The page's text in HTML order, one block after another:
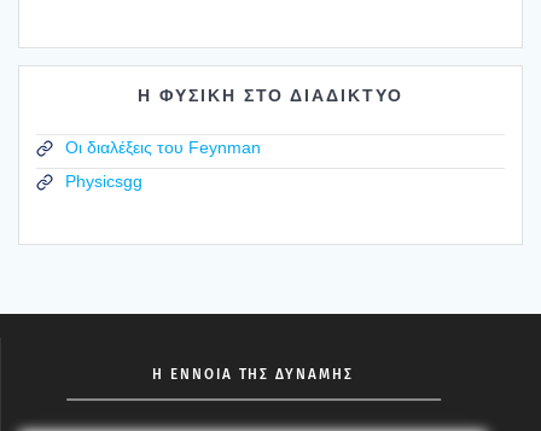
Η ΦΥΣΙΚΗ ΣΤΟ ΔΙΑΔΙΚΤΥΟ
Οι διαλέξεις του Feynman
Physicsgg
Η ΕΝΝΟΙΑ ΤΗΣ ΔΥΝΑΜΗΣ